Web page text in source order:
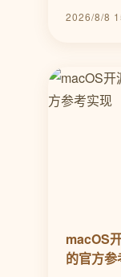
2026/8/8
macOS
的官方